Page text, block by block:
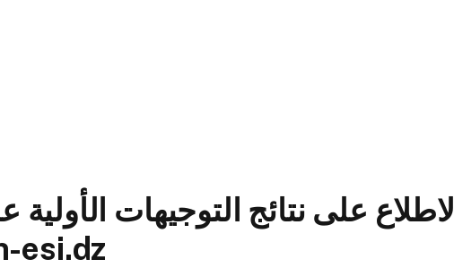
الاطلاع على نتائج التوجيهات الأولية
esi.dz